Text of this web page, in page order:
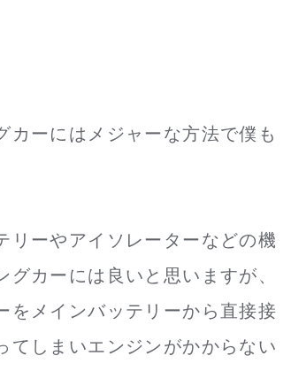
ーにはメジャーな方法で僕も
リーやアイソレーターなどの機
カーには良いと思いますが、
をメインバッテリーから直接接
てしまいエンジンがかからない